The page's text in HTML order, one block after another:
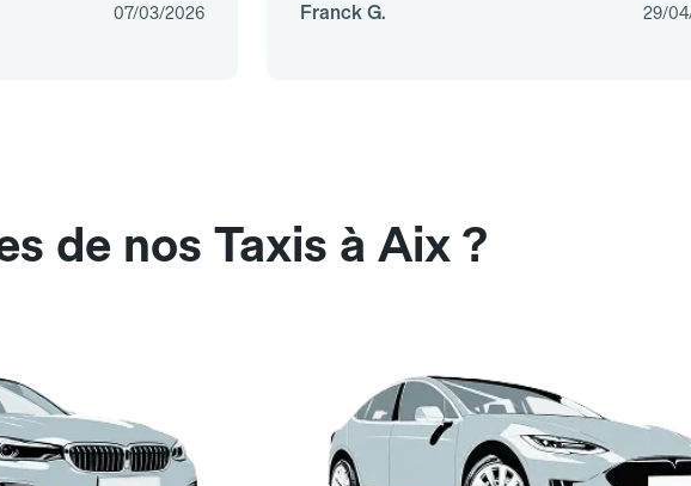
07/03/2026 Franck G. 29/
de nos Taxis à Aix ?